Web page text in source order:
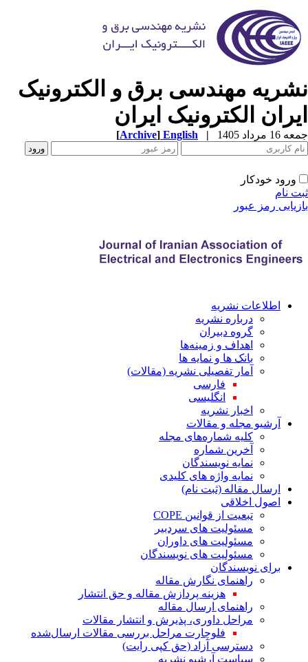
مهندسی برق و الکترونیک
الکترونیک ایران
مرداد 1405 |
English
[Archive]
ورود خودکار
نام
رمز عبور
اطلاعات نشریه
درباره نشریه
گروه دبیران
اهداف و زمینه‌ها
بانک ها و نمایه ها
آمار تفصیلی نشریه (مقالات)
فارسی
انگلیسی
اخبار نشریه
آرشیو مجله و مقالات
کلیه شماره‌های مجله
آخرین شماره
نمایه نویسندگان
نمایه واژه های کلیدی
ارسال مقاله (ثبت نام)
اصول اخلاقی
تبعیت از قوانین COPE
مسئولیت های سردبیر
مسئولیت های داوران
مسئولیت های نویسندگان
برای نویسندگان
راهنمای نگارش مقاله
هزینه پردازش مقاله و حق انتشار
راهنمای ارسال مقاله
مراحل داوری، پذیرش و انتشار مقالات
فلوچارت مراحل بررسی مقالات ارسال‌شده
دسترسی آزاد (حق کپی رایت)
سیاست آرشیو نشریه